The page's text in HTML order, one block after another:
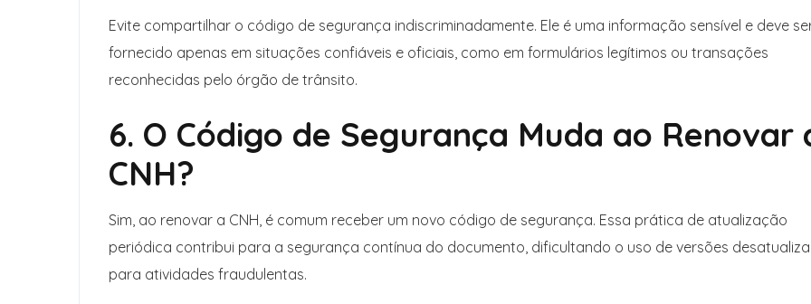
Evite compartilhar o código de segurança indiscriminadamente. Ele é uma informação sensível e deve
fornecido apenas em situações confiáveis e oficiais, como em formulários legítimos ou transações
reconhecidas pelo órgão de trânsito.
6. O Código de Segurança Muda ao Renovar
CNH?
Sim, ao renovar a CNH, é comum receber um novo código de segurança. Essa prática de atualização
periódica contribui para a segurança contínua do documento, dificultando o uso de versões
para atividades fraudulentas.